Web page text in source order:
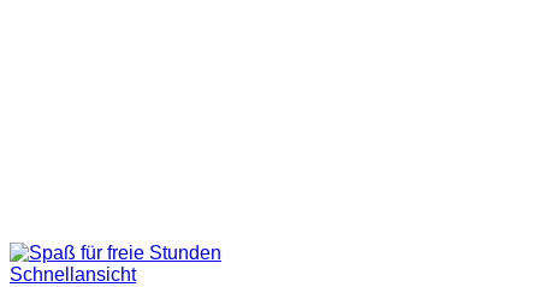
Schnellansicht